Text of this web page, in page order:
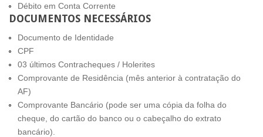
Débito em Conta Corrente
DOCUMENTOS NECESSÁRIOS
Documento de Identidade
CPF
03 últimos Contracheques / Holerites
Comprovante de Residência (mês anterior à contratação do
AF)
Comprovante Bancário (pode ser uma cópia da folha do
cheque, do cartão do banco ou o cabeçalho do extrato
bancário).